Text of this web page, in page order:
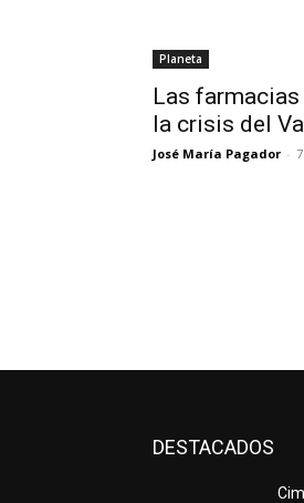
Planeta
Las
la crisis del
José María Pagador -
DESTACADOS